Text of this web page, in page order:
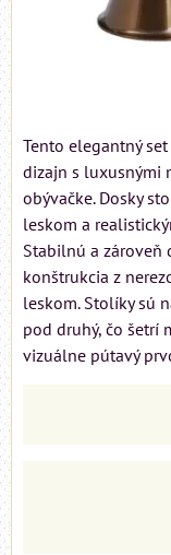
Tento elegantný
dizajn s luxusnými
obývačke. Dosky
leskom a
Stabilnú a
konštrukcia z
leskom. Stolíky sú
pod druhý, čo šetrí
vizuálne pútavý